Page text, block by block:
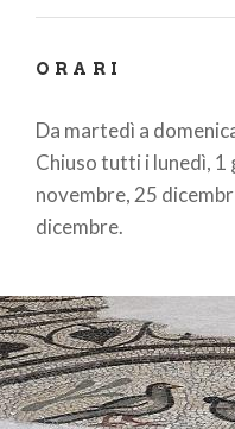
collezionismo
gemme. La gran
valore è stata
collezionista
ORARI
Da martedì a
Chiuso tutti i lunedì, 1
novembre, 25
dicembre.